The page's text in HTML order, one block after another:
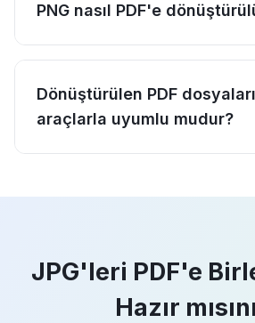
PNG nasıl PDF'e
Dönüştürülen PDF
araçlarla uyumlu mudur?
JPG'leri PDF'e
Hazır